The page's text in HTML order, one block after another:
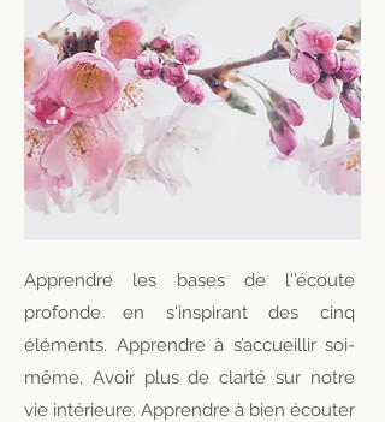
Apprendre les bases de l'’écoute
profonde en s'inspirant des cinq
éléments. Apprendre à s’accueillir soi-
même, Avoir plus de clarté sur notre
vie intérieure. Apprendre à bien écouter